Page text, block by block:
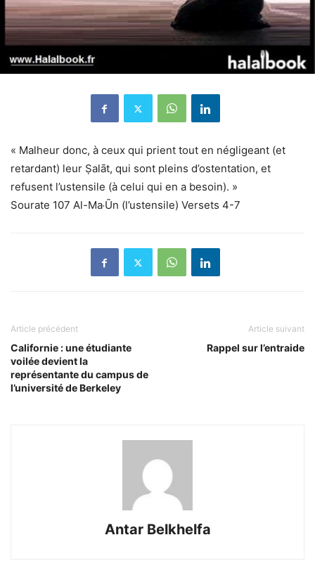
« Malheur donc, à ceux qui prient tout en négligeant (et
retardant) leur Ṣalāt, qui sont pleins d’ostentation, et
refusent l’ustensile (à celui qui en a besoin). »
Sourate 107 Al-Ma˒Ūn (l’ustensile) Versets 4-7
Article précédent
Californie : une étudiante
voilée devient la
représentante du campus de
l’université de Berkeley
Article suivant
Rappel sur l’entraide
Antar Belkhelfa